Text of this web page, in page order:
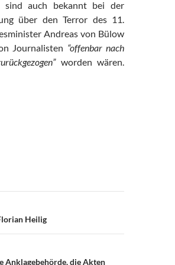
sind auch bekannt bei der
über den Terror des 11.
Andreas von Bülow
Journalisten “offenbar nach
worden wären.
Heilig
Anklagebehörde, die Akten